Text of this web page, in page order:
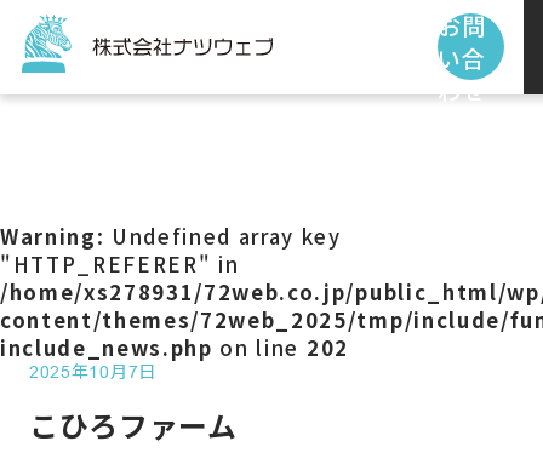
お問
い合
わせ
サービス
制作事例
Warning: Undefined array key
"HTTP_REFERER" in
/home/xs278931/72web.co.jp/public_html/
content/themes/72web_2025/tmp/include/
include_news.php on line 202
2025年10月7日
こひろファーム